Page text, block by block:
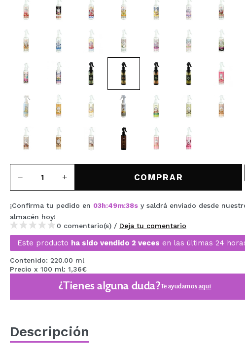
MAQUIFARMA
KOREA ZONE
TRAVEL SIZE
NATURE
OFERTAS
¡HAN VUELTO!
PRÓXIMAMENTE
BLOG
COMPRAR
¡Confirma tu pedido en 03h:49m:37s y saldrá enviado desde
almacén hoy!
0 comentario(s) / Deja tu comentario
Este producto ha sido vendido 2 veces en las últimas 24
Contenido: 220.00 ml
Precio x 100 ml: 1,36€
¿Tienes alguna duda?Te ayudamosaquí
Descripción